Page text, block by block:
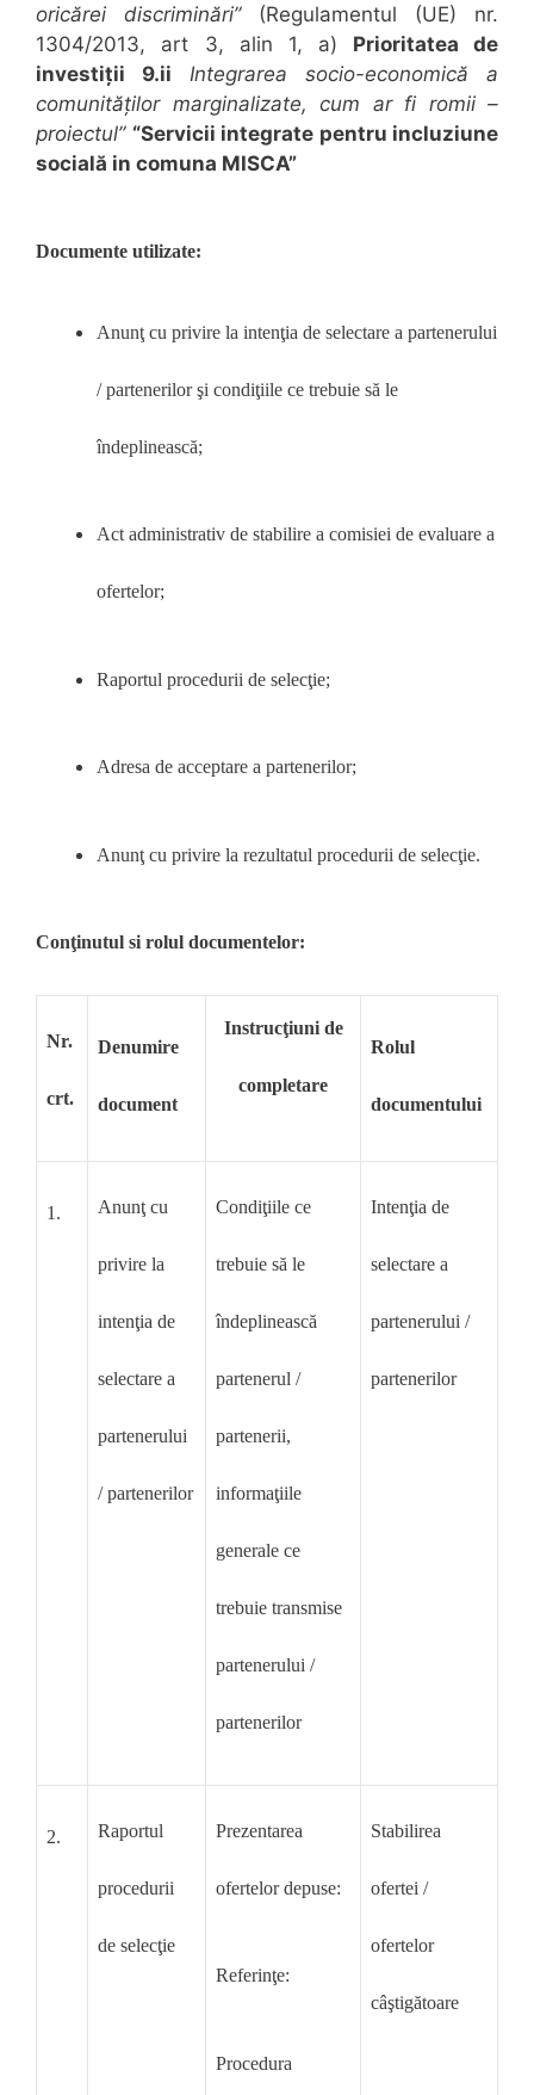
oricărei discriminări”(Regulamentul (UE) nr.
1304/2013, art 3, alin 1, a) Prioritatea de
investiții 9.ii Integrarea socio-economică a
comunităților marginalizate, cum ar fi romii –
proiectul” “Servicii integrate pentru incluziune
socială in comuna MISCA”
Documente utilizate:
Anunţ cu privire la intenţia de selectare a partenerului
/ partenerilor şi condiţiile ce trebuie să le
îndeplinească;
Act administrativ de stabilire a comisiei de evaluare a
ofertelor;
Raportul procedurii de selecţie;
Adresa de acceptare a partenerilor;
Anunţ cu privire la rezultatul procedurii de selecţie.
Conţinutul si rolul documentelor:
Nr.
crt.
Denumire
document
Instrucţiuni de
completare
Rolul
documentului
1. Anunţ cu
privire la
intenţia de
selectare a
partenerului
/ partenerilor
Condiţiile ce
trebuie să le
îndeplinească
partenerul /
partenerii,
informaţiile
generale ce
trebuie transmise
partenerului /
partenerilor
Intenţia de
selectare a
partenerului /
partenerilor
2. Raportul
procedurii
de selecţie
Prezentarea
ofertelor depuse:
Referinţe:
Procedura
Stabilirea
ofertei /
ofertelor
câştigătoare